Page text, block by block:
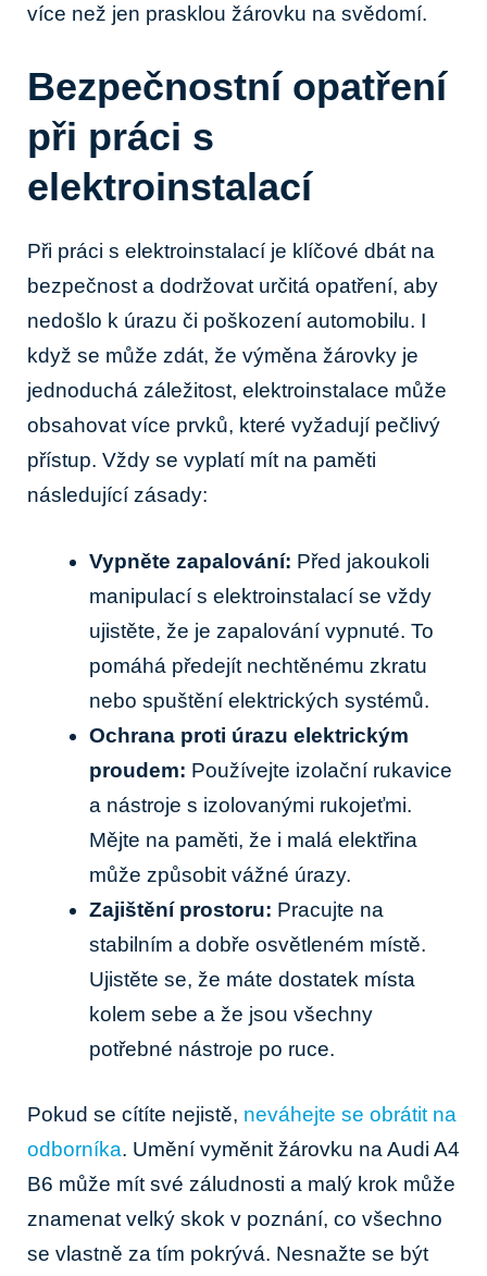
více než jen prasklou žárovku na svědomí.
Bezpečnostní opatření
při práci s
elektroinstalací
Při práci s elektroinstalací je klíčové dbát na
bezpečnost a dodržovat určitá opatření, aby
nedošlo k úrazu či poškození automobilu. I
když se může zdát, že výměna žárovky je
jednoduchá záležitost, elektroinstalace může
obsahovat více prvků, které vyžadují pečlivý
přístup. Vždy se vyplatí mít na paměti
následující zásady:
Vypněte zapalování: Před jakoukoli
manipulací s elektroinstalací se vždy
ujistěte, že je zapalování vypnuté. To
pomáhá předejít nechtěnému zkratu
nebo spuštění elektrických systémů.
Ochrana proti úrazu elektrickým
proudem: Používejte izolační rukavice
a nástroje s izolovanými rukojeťmi.
Mějte na paměti, že i malá elektřina
může způsobit vážné úrazy.
Zajištění prostoru: Pracujte na
stabilním a dobře osvětleném místě.
Ujistěte se, že máte dostatek místa
kolem sebe a že jsou všechny
potřebné nástroje po ruce.
Pokud se cítíte nejistě, neváhejte se obrátit na
odborníka. Umění vyměnit žárovku na Audi A4
B6 může mít své záludnosti a malý krok může
znamenat velký skok v poznání, co všechno
se vlastně za tím pokrývá. Nesnažte se být